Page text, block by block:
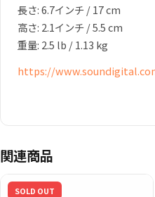
長さ: 6.7インチ / 17 cm
高さ: 2.1インチ / 5.5 cm
重量: 2.5 lb / 1.13 kg
https://
関連商品
SOLD OUT